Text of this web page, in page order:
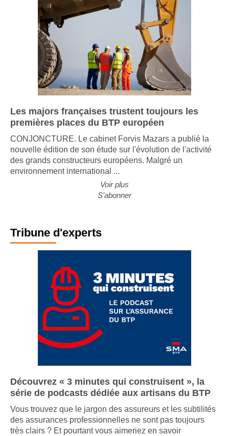
Les majors françaises trustent toujours les
premières places du BTP européen
CONJONCTURE. Le cabinet Forvis Mazars a publié la
nouvelle édition de son étude sur l'évolution de l'activité
des grands constructeurs européens. Malgré un
environnement international ...
Voir plus
S'abonner
Tribune d'experts
Découvrez « 3 minutes qui construisent », la
série de podcasts dédiée aux artisans du BTP
Vous trouvez que le jargon des assureurs et les subtilités
des assurances professionnelles ne sont pas toujours
très clairs ? Et pourtant vous aimeriez en savoir